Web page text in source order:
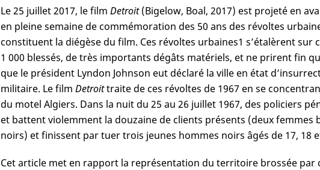
Le 25 juillet 2017, le film Detroit(Bigelow, Boal, 2017) est projeté en
en pleine semaine de commémoration des 50 ans des révoltes
constituent la diégèse du film. Ces révoltes urbaines1 s’étalèrent sur
1 000 blessés, de très importants dégâts matériels, et ne prirent fin
que le président Lyndon Johnson eut déclaré la ville en état
militaire. Le film Detroittraite de ces révoltes de 1967 en se
du motel Algiers. Dans la nuit du 25 au 26 juillet 1967, des policiers
et battent violemment la douzaine de clients présents (deux femmes
noirs) et finissent par tuer trois jeunes hommes noirs âgés de 17, 18
Cet article met en rapport la représentation du territoire brossée par